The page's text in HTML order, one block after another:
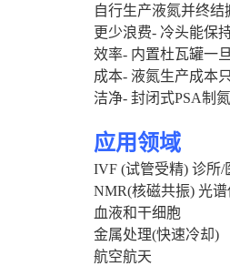
自行生产液氮并终结
更少浪费- 冷头能保
效率- 内置杜瓦罐一
成本- 液氮生产成本
洁净-封闭式PSA制
应用领域
IVF (试管受精) 诊所/
NMR(核磁共振)光
血液和干细胞
金属处理(快速冷却)
航空航天